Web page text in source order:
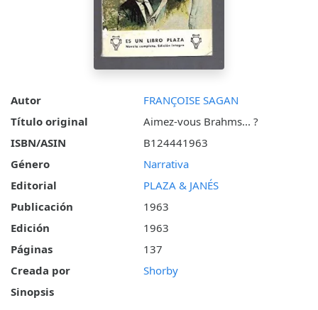
Autor
FRANÇOISE SAGAN
Título original
Aimez-vous Brahms... ?
ISBN/ASIN
B124441963
Género
Narrativa
Editorial
PLAZA & JANÉS
Publicación
1963
Edición
1963
Páginas
137
Creada por
Shorby
Sinopsis